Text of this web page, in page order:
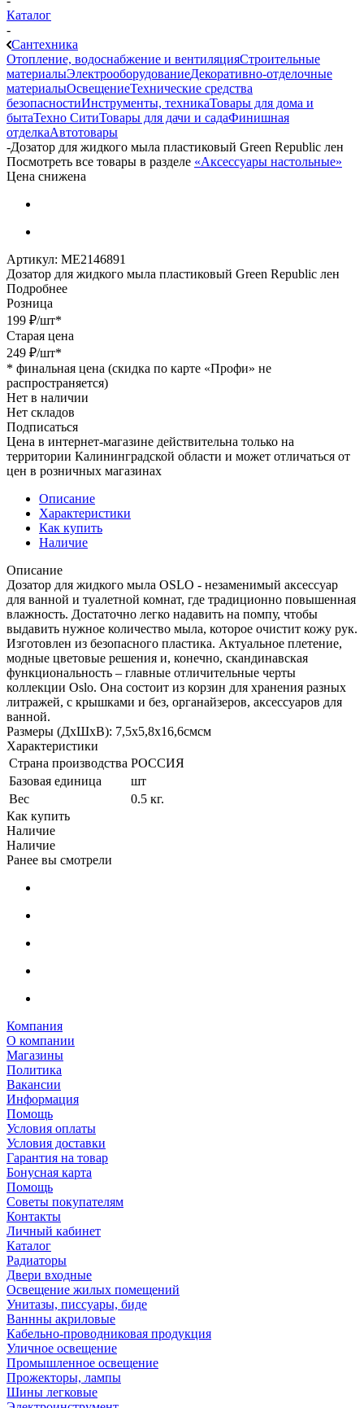
Каталог
-
Сантехника
Отопление, водоснабжение и вентиляцияСтроительные
материалыЭлектрооборудованиеДекоративно-отделочные
материалыОсвещениеТехнические средства
безопасностиИнструменты, техникаТовары для дома и
бытаТехно СитиТовары для дачи и садаФинишная
отделкаАвтотовары
-Дозатор для жидкого мыла пластиковый Green Republic лен
Посмотреть все товары в разделе «Аксессуары настольные»
Цена снижена
Артикул: МЕ2146891
Дозатор для жидкого мыла пластиковый Green Republic лен
Подробнее
Розница
199 ₽/шт*
Старая цена
249 ₽/шт*
* финальная цена (скидка по карте «Профи» не
распространяется)
Нет в наличии
Нет складов
Подписаться
Цена в интернет-магазине действительна только на
территории Калининградской области и может отличаться от
цен в розничных магазинах
Описание
Характеристики
Как купить
Наличие
Описание
Дозатор для жидкого мыла OSLO - незаменимый аксессуар
для ванной и туалетной комнат, где традиционно повышенная
влажность. Достаточно легко надавить на помпу, чтобы
выдавить нужное количество мыла, которое очистит кожу рук.
Изготовлен из безопасного пластика. Актуальное плетение,
модные цветовые решения и, конечно, скандинавская
функциональность – главные отличительные черты
коллекции Oslo. Она состоит из корзин для хранения разных
литражей, с крышками и без, органайзеров, аксессуаров для
ванной.
Размеры (ДхШхВ): 7,5х5,8х16,6смсм
Характеристики
Страна производства РОССИЯ
Базовая единица
шт
Вес
0.5 кг.
Как купить
Наличие
Наличие
Ранее вы смотрели
Компания
О компании
Магазины
Политика
Вакансии
Информация
Помощь
Условия оплаты
Условия доставки
Гарантия на товар
Бонусная карта
Помощь
Советы покупателям
Контакты
Личный кабинет
Каталог
Радиаторы
Двери входные
Освещение жилых помещений
Унитазы, писсуары, биде
Ваннны акриловые
Кабельно-проводниковая продукция
Уличное освещение
Промышленное освещение
Прожекторы, лампы
Шины легковые